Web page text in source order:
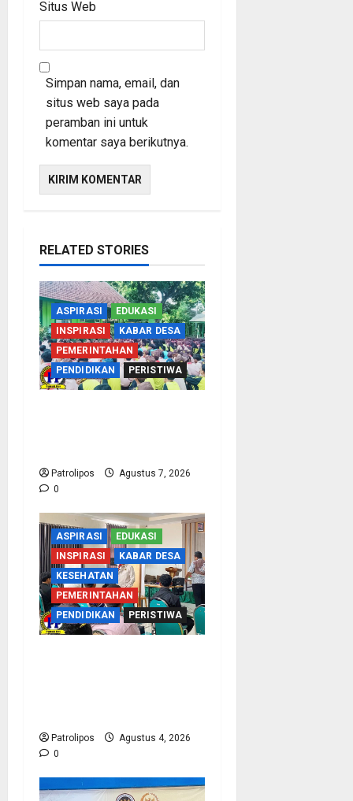
Situs Web
Simpan nama, email, dan
situs web saya pada
peramban ini untuk
komentar saya berikutnya.
RELATED STORIES
ASPIRASI
EDUKASI
INSPIRASI
KABAR DESA
PEMERINTAHAN
PENDIDIKAN
PERISTIWA
Patrolipos
Agustus 7, 2026
0
ASPIRASI
EDUKASI
INSPIRASI
KABAR DESA
KESEHATAN
PEMERINTAHAN
PENDIDIKAN
PERISTIWA
Patrolipos
Agustus 4, 2026
0